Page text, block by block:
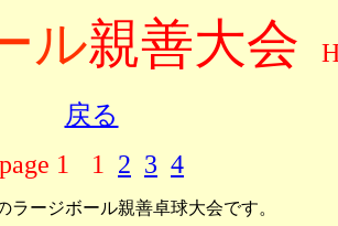
ル親善大会
戻る
page 1
1 2 3 4
ラージボール親善卓球大会です。